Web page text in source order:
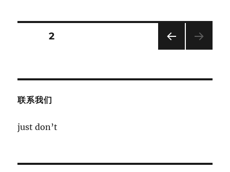
zero
W.
Posts
PAG
PAGE2
联系我们
just don’t